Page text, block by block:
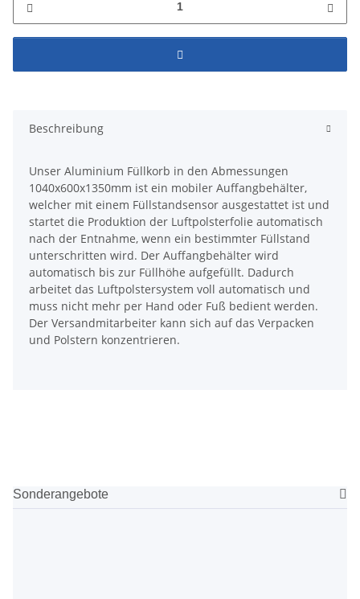
Beschreibung
Unser Aluminium Füllkorb in den Abmessungen
1040x600x1350mm ist ein mobiler Auffangbehälter,
welcher mit einem Füllstandsensor ausgestattet ist und
startet die Produktion der Luftpolsterfolie automatisch
nach der Entnahme, wenn ein bestimmter Füllstand
unterschritten wird. Der Auffangbehälter wird
automatisch bis zur Füllhöhe aufgefüllt. Dadurch
arbeitet das Luftpolstersystem voll automatisch und
muss nicht mehr per Hand oder Fuß bedient werden.
Der Versandmitarbeiter kann sich auf das Verpacken
und Polstern konzentrieren.
Sonderangebote